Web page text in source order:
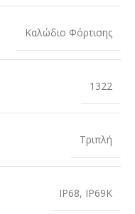
Καλώδιο Φόρτισης
1322
Τριπλή
IP68, IP69K